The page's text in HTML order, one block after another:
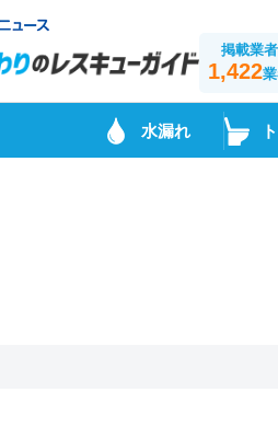
掲載業者
1,422
水漏れ